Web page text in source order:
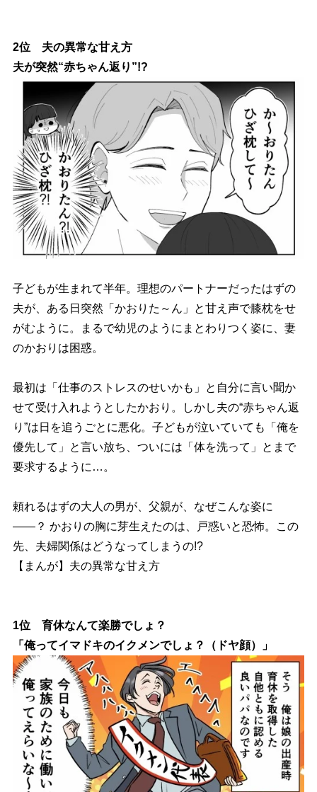
2位 夫の異常な甘え方
夫が突然“赤ちゃん返り”!?
子どもが生まれて半年。理想のパートナーだったはずの
夫が、ある日突然「かおりた～ん」と甘え声で膝枕をせ
がむように。まるで幼児のようにまとわりつく姿に、妻
のかおりは困惑。
最初は「仕事のストレスのせいかも」と自分に言い聞か
せて受け入れようとしたかおり。しかし夫の“赤ちゃん返
り”は日を追うごとに悪化。子どもが泣いていても「俺を
優先して」と言い放ち、ついには「体を洗って」とまで
要求するように…。
頼れるはずの大人の男が、父親が、なぜこんな姿に
――？ かおりの胸に芽生えたのは、戸惑いと恐怖。この
先、夫婦関係はどうなってしまうの!?
【まんが】夫の異常な甘え方
1位 育休なんて楽勝でしょ？
「俺ってイマドキのイクメンでしょ？（ドヤ顔）」